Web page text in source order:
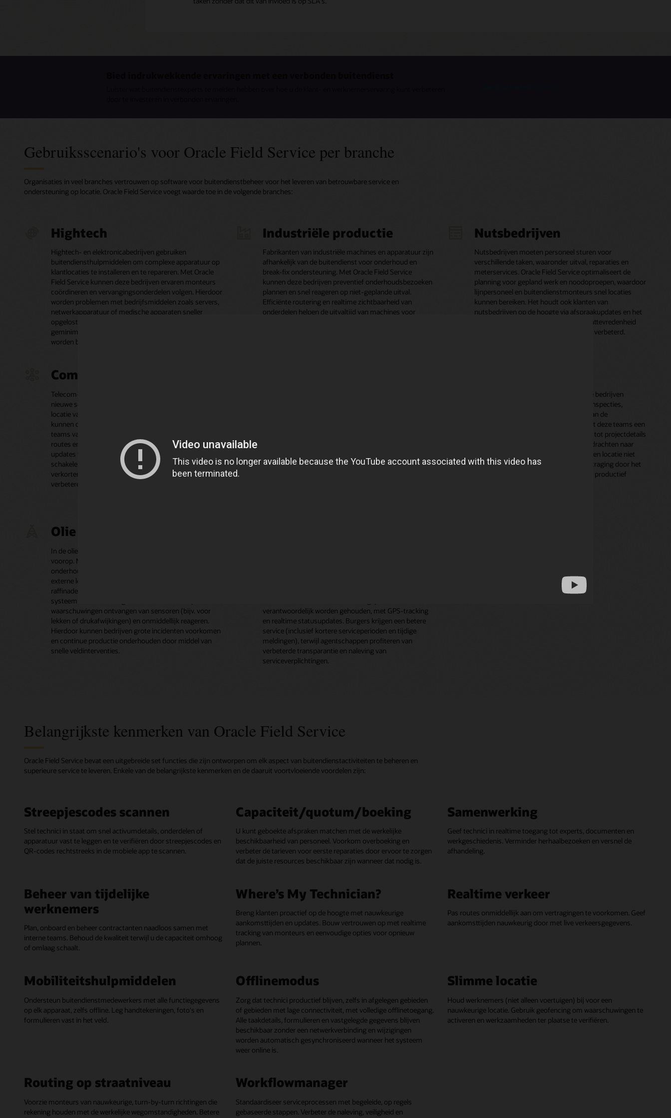
Gebruiksscenario's voor Oracle Field Service per branche
Organisaties in veel branches vertrouwen op software voor buitendienstbeheer voor het leveren van betrouwbare service en
ondersteuning op locatie. Oracle Field Service voegt waarde toe in de volgende branches:
Hightech
Hightech- en elektronicabedrijven gebruiken
buitendiensthulpmiddelen om complexe apparatuur op
klantlocaties te installeren en te repareren. Met Oracle
Field Service kunnen deze bedrijven ervaren monteurs
coördineren en vervangingsonderdelen volgen. Hierdoor
worden problemen met bedrijfsmiddelen zoals servers,
netwerkapparatuur of medische apparaten sneller
opgelost, waardoor de uitvaltijd van klanten wordt
geminimaliseerd en serviceniveau-overeenkomsten
worden beschermd.
Industriële productie
Fabrikanten van industriële machines en apparatuur zijn
afhankelijk van de buitendienst voor onderhoud en
break-fix ondersteuning. Met Oracle Field Service
kunnen deze bedrijven preventief onderhoudsbezoeken
plannen en snel reageren op niet-geplande uitval.
Efficiënte routering en realtime zichtbaarheid van
onderdelen helpen de uitvaltijd van machines voor
Nutsbedrijven
Nutsbedrijven moeten personeel sturen voor
verschillende taken, waaronder uitval, reparaties en
meterservices. Oracle Field Service optimaliseert de
planning voor gepland werk en noodoproepen, waardoor
lijnpersoneel en buitendienstmonteurs snel locaties
kunnen bereiken. Het houdt ook klanten van
nutsbedrijven op de hoogte via afspraakupdates en het
volgen van monteurs, waardoor de klanttevredenheid
zelfs tijdens serviceverstoringen wordt verbeterd.
Communicatieserviceproviders
Telecom- en kabelbedrijven gebruiken buitendienstbeheer om
nieuwe services te installeren en netwerkproblemen op de
locatie van de klant op te lossen. Met Oracle Field Service
kunnen communicatieserviceproviders grote, gedistribueerde
teams van monteurs en korte afspraakperioden beheren. Door
routes en workflows voor monteurs te optimaliseren en
updates voor Where's My Technician? voor hun klanten in te
schakelen, kunnen providers de wachttijden voor afspraken
verkorten en het succespercentage van de eerste installatie
verbeteren, wat leidt tot tevredenere abonnees.
buitendiensttechnici volgens de planning aankomen,
Bouw-, techniek- en projectgebaseerde bedrijven
hebben vaak personeel in het veld om inspecties,
installaties of reparaties uit te voeren van de
infrastructuur. Oracle Field Service biedt deze teams een
uniforme planning en mobiele toegang tot projectdetails
of -plannen. Coördinatoren kunnen opdrachten naar
behoefte aanpassen (bijvoorbeeld als een locatie niet
gereed is of als er sprake is van een vertraging door het
weer), zodat buitendienstmedewerkers productief
Olie en gas
In de olie- en gasindustrie staan veiligheid en uptime
voorop. Met Oracle Field Service kunnen
onderhoudstechnici worden gepland en ingezet op
externe locaties zoals pijpleidingen, boorplatforms of
raffinaderijen. Dankzij de offlinemogelijkheden van het
systeem en de IoT-integratie kan buitendienstpersoneel
waarschuwingen ontvangen van sensoren (bijv. voor
lekken of drukafwijkingen) en onmiddellijk reageren.
Hierdoor kunnen bedrijven grote incidenten voorkomen
en continue productie onderhouden door middel van
snelle veldinterventies.
verantwoordelijk worden gehouden, met GPS-tracking
en realtime statusupdates. Burgers krijgen een betere
service (inclusief kortere serviceperioden en tijdige
meldingen), terwijl agentschappen profiteren van
verbeterde transparantie en naleving van
serviceverplichtingen.
Belangrijkste kenmerken van Oracle Field Service
Oracle Field Service bevat een uitgebreide set functies die zijn ontworpen om elk aspect van buitendienstactiviteiten te beheren en
superieure service te leveren. Enkele van de belangrijkste kenmerken en de daaruit voortvloeiende voordelen zijn:
Streepjescodes scannen
Stel technici in staat om snel activumdetails, onderdelen of
apparatuur vast te leggen en te verifiëren door streepjescodes en
QR-codes rechtstreeks in de mobiele app te scannen.
Capaciteit/quotum/boeking
U kunt geboekte afspraken matchen met de werkelijke
beschikbaarheid van personeel. Voorkom overboeking en
verbeter de tarieven voor eerste reparaties door ervoor te zorgen
dat de juiste resources beschikbaar zijn wanneer dat nodig is.
Samenwerking
Geef technici in realtime toegang tot experts, documenten en
werkgeschiedenis. Verminder herhaalbezoeken en versnel de
afhandeling.
Beheer van tijdelijke
werknemers
Plan, onboard en beheer contractanten naadloos samen met
interne teams. Behoud de kwaliteit terwijl u de capaciteit omhoog
of omlaag schaalt.
Where’s My Technician?
Breng klanten proactief op de hoogte met nauwkeurige
aankomsttijden en updates. Bouw vertrouwen op met realtime
tracking van monteurs en eenvoudige opties voor opnieuw
plannen.
Realtime verkeer
Pas routes onmiddellijk aan om vertragingen te voorkomen. Geef
aankomsttijden nauwkeurig door met live verkeersgegevens.
Mobiliteitshulpmiddelen
Ondersteun buitendienstmedewerkers met alle functiegegevens
op elk apparaat, zelfs offline. Leg handtekeningen, foto's en
formulieren vast in het veld.
Offlinemodus
Zorg dat technici productief blijven, zelfs in afgelegen gebieden
of gebieden met lage connectiviteit, met volledige offlinetoegang.
Alle taakdetails, formulieren en vastgelegde gegevens blijven
beschikbaar zonder een netwerkverbinding en wijzigingen
worden automatisch gesynchroniseerd wanneer het systeem
weer online is.
Slimme locatie
Houd werknemers (niet alleen voertuigen) bij voor een
nauwkeurige locatie. Gebruik geofencing om waarschuwingen te
activeren en werkzaamheden ter plaatse te verifiëren.
Routing op straatniveau
Voorzie monteurs van nauwkeurige, turn-by-turn richtingen die
rekening houden met de werkelijke wegomstandigheden. Betere
Workflowmanager
Standaardiseer serviceprocessen met begeleide, op regels
gebaseerde stappen. Verbeter de naleving, veiligheid en